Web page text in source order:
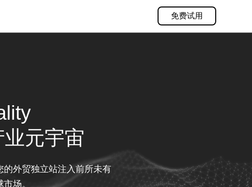
免费试用
元宇宙
的外贸独立站注入前所未有
场。